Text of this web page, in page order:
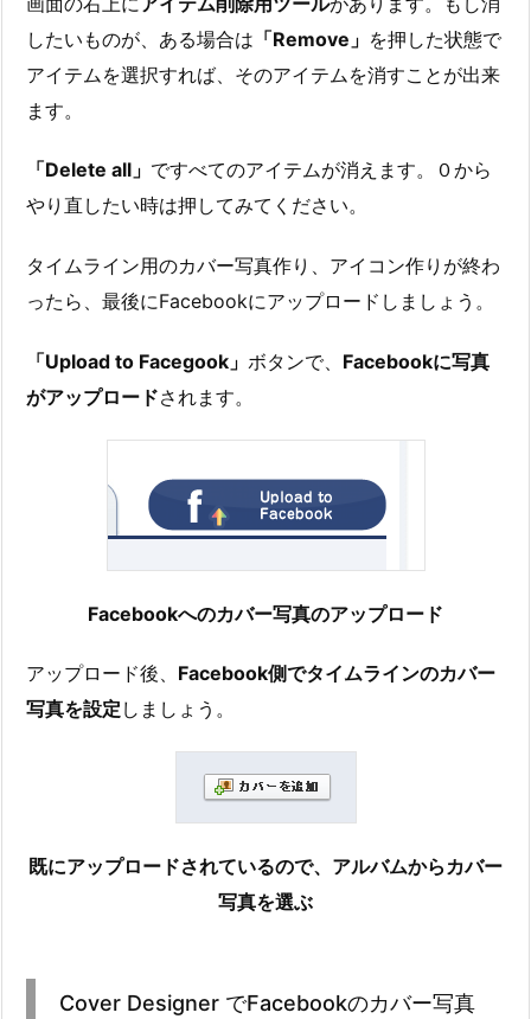
したいものが、ある場合は 「Remove」 を押した状態で
アイテムを選択すれば、そのアイテムを消すことが出来
ます。
「Delete all」 ですべてのアイテムが消えます。０から
やり直したい時は押してみてください。
タイムライン用のカバー写真作り、アイコン作りが終わ
ったら、最後にFacebookにアップロードしましょう。
「Upload to Facegook」 ボタンで、 Facebookに写真
がアップロードされます。
Facebookへのカバー写真のアップロード
アップロード後、 Facebook側でタイムラインのカバー
写真を設定 しましょう。
既にアップロードされているので、アルバムからカバー
写真を選ぶ
Cover Designer でFacebookのカバー写真